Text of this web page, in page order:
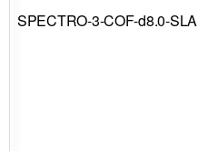
SPECTRO-3-COF-d8.0-SLA